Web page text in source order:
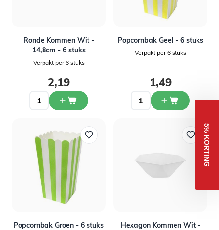
Ronde Kommen Wit -
14,8cm - 6 stuks
Verpakt per 6 stuks
2,19
Popcornbak Geel - 6 stuks
Verpakt per 6 stuks
1,49
Popcornbak Groen - 6 stuks
Hexagon Kommen Wit -
5% KORTING